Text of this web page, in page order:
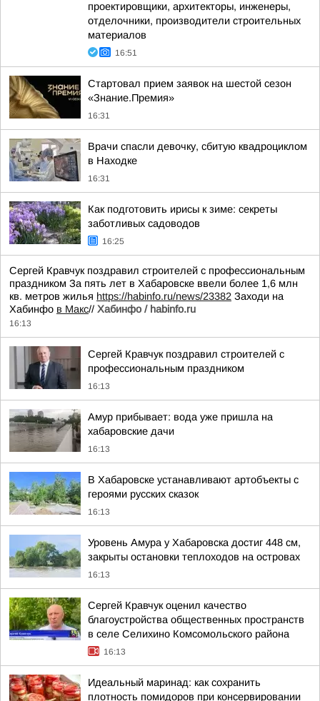
проектировщики, архитекторы, инженеры,
отделочники, производители строительных
материалов
16:51
Стартовал прием заявок на шестой сезон
«Знание.Премия»
16:31
Врачи спасли девочку, сбитую квадроциклом
в Находке
16:31
Как подготовить ирисы к зиме: секреты
заботливых садоводов
16:25
Сергей Кравчук поздравил строителей с профессиональным
праздником За пять лет в Хабаровске ввели более 1,6 млн
кв. метров жилья https://habinfo.ru/news/23382 Заходи на
Хабинфо в Макс// Хабинфо / habinfo.ru
16:13
Сергей Кравчук поздравил строителей с
профессиональным праздником
16:13
Амур прибывает: вода уже пришла на
хабаровские дачи
16:13
В Хабаровске устанавливают артобъекты с
героями русских сказок
16:13
Уровень Амура у Хабаровска достиг 448 см,
закрыты остановки теплоходов на островах
16:13
Сергей Кравчук оценил качество
благоустройства общественных пространств
в селе Селихино Комсомольского района
16:13
Идеальный маринад: как сохранить
плотность помидоров при консервировании